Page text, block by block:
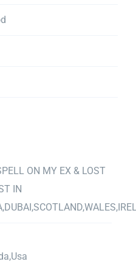
ON MY EX & LOST
IN